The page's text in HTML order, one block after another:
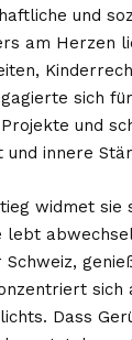
und
am Herzen
sich
und
und innere
widmet
lebt
Schweiz,
sich
Dass